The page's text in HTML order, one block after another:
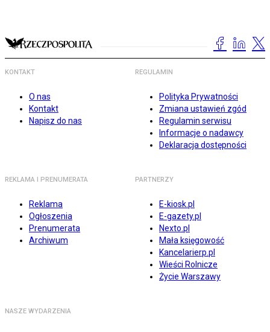
KONTAKT
O nas
Kontakt
Napisz do nas
REGULAMIN
Polityka Prywatności
Zmiana ustawień zgód
Regulamin serwisu
Informacje o nadawcy
Deklaracja dostępności
REKLAMA I PRENUMERATA
Reklama
Ogłoszenia
Prenumerata
Archiwum
PARTNERZY
E-kiosk.pl
E-gazety.pl
Nexto.pl
Mała księgowość
Kancelarierp.pl
Wieści Rolnicze
Życie Warszawy
NASZE WYDARZENIA